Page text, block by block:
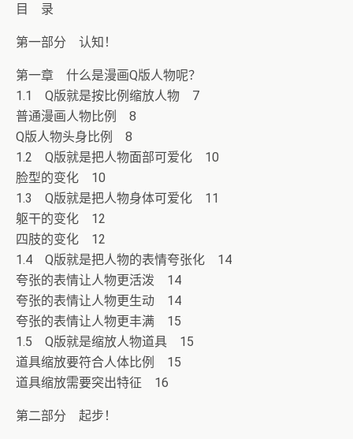
目 录
第一部分 认知！
第一章 什么是漫画Q版人物呢？
1.1 Q版就是按比例缩放人物 7
普通漫画人物比例 8
Q版人物头身比例 8
1.2 Q版就是把人物面部可爱化 10
脸型的变化 10
1.3 Q版就是把人物身体可爱化 11
躯干的变化 12
四肢的变化 12
1.4 Q版就是把人物的表情夸张化 14
夸张的表情让人物更活泼 14
夸张的表情让人物更生动 14
夸张的表情让人物更丰满 15
1.5 Q版就是缩放人物道具 15
道具缩放要符合人体比例 15
道具缩放需要突出特征 16
第二部分 起步！